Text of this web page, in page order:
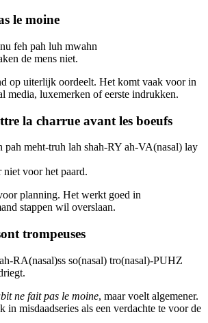
le moine
feh pah luh mwahn
de mens niet.
op uiterlijk oordeelt. Het komt vaak voor in
media, luxemerken of eerste indrukken.
la charrue avant les boeufs
pah meht-truh lah shah-RY ah-VA(nasal) lay
niet voor het paard.
planning. Het werkt goed in
stappen wil overslaan.
trompeuses
RA(nasal)ss so(nasal) tro(nasal)-PUHZ
ne fait pas le moine, maar voelt algemener.
misdaadseries als een verdachte te voor de